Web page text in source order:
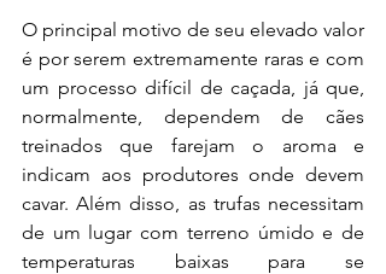
O principal motivo de seu elevado valor
é por serem extremamente raras e com
um processo difícil de caçada, já que,
normalmente, dependem de cães
treinados que farejam o aroma e
indicam aos produtores onde devem
cavar. Além disso, as trufas necessitam
de um lugar com terreno úmido e de
temperaturas baixas para se